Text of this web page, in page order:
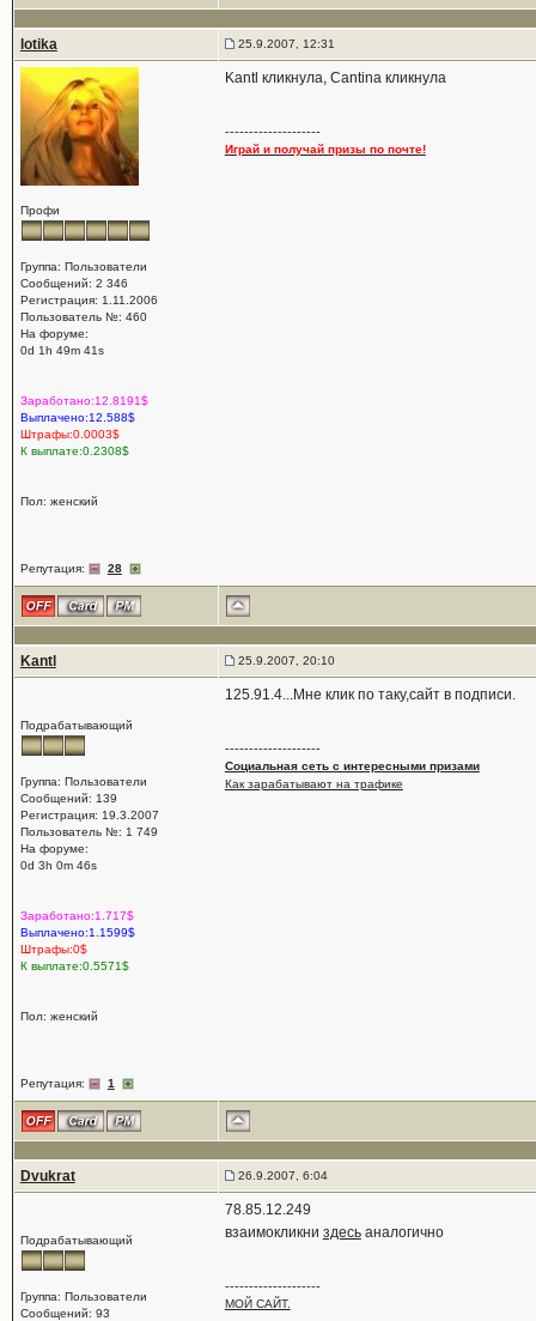
lotika 25.9.2007, 12:31
Профи
Группа: Пользователи
Сообщений: 2 346
Регистрация: 1.11.2006
Пользователь №: 460
На форуме:
0d 1h 49m 41s
Заработано:12.8191$
Выплачено:12.588$
Штрафы:0.0003$
К выплате:0.2308$
Пол: женский
Репутация: 28
Kantl кликнула, Cantina кликнула
--------------------
Играй и получай призы по почте!
Kantl 25.9.2007, 20:10
Подрабатывающий
Группа: Пользователи
Сообщений: 139
Регистрация: 19.3.2007
Пользователь №: 1 749
На форуме:
0d 3h 0m 46s
Заработано:1.717$
Выплачено:1.1599$
Штрафы:0$
К выплате:0.5571$
Пол: женский
Репутация: 1
125.91.4...Мне клик по таку,сайт в подписи.
--------------------
Социальная сеть с интересными призами
Как зарабатывают на трафике
Dvukrat 26.9.2007, 6:04
Подрабатывающий
Группа: Пользователи
Сообщений: 93
78.85.12.249
взаимокликни здесьаналогично
--------------------
МОЙ САЙТ.